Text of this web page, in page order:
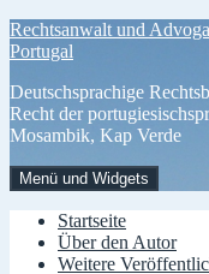
Zum
Inhalt
Rechtsanwalt und
Portugal
Deutschsprachige
Recht der
Mosambik, Kap Verde
Menü und Widgets
Startseite
Über den Autor
Weitere